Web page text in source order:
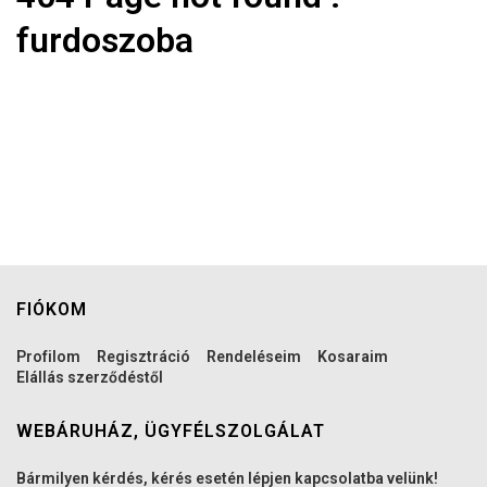
furdoszoba
FIÓKOM
Profilom Regisztráció Rendeléseim
Kosaraim
Elállás szerződéstől
WEBÁRUHÁZ, ÜGYFÉLSZOLGÁLAT
Bármilyen kérdés, kérés esetén lépjen kapcsolatba velünk!